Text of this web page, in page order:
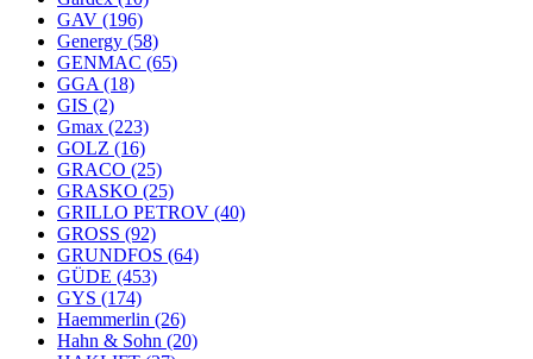
GAV (196)
Genergy (58)
GENMAC (65)
GGA (18)
GIS (2)
Gmax (223)
GOLZ (16)
GRACO (25)
GRASKO (25)
GRILLO PETROV (40)
GROSS (92)
GRUNDFOS (64)
GÜDE (453)
GYS (174)
Haemmerlin (26)
Hahn & Sohn (20)